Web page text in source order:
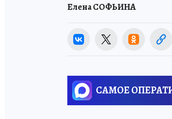
Елена СОФЬИНА
САМОЕ